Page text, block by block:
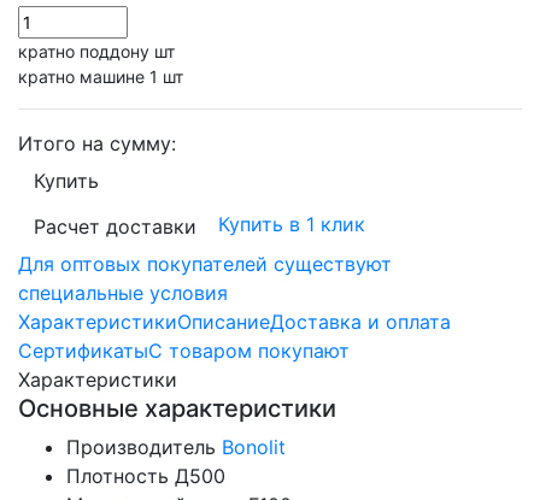
кратно поддону шт
кратно машине 1 шт
Итого на сумму:
Купить
Расчет доставки
Купить в 1 клик
Для оптовых покупателей существуют
специальные условия
ХарактеристикиОписаниеДоставка и оплата
СертификатыС товаром покупают
Характеристики
Основные характеристики
Производитель Bonolit
Плотность Д500